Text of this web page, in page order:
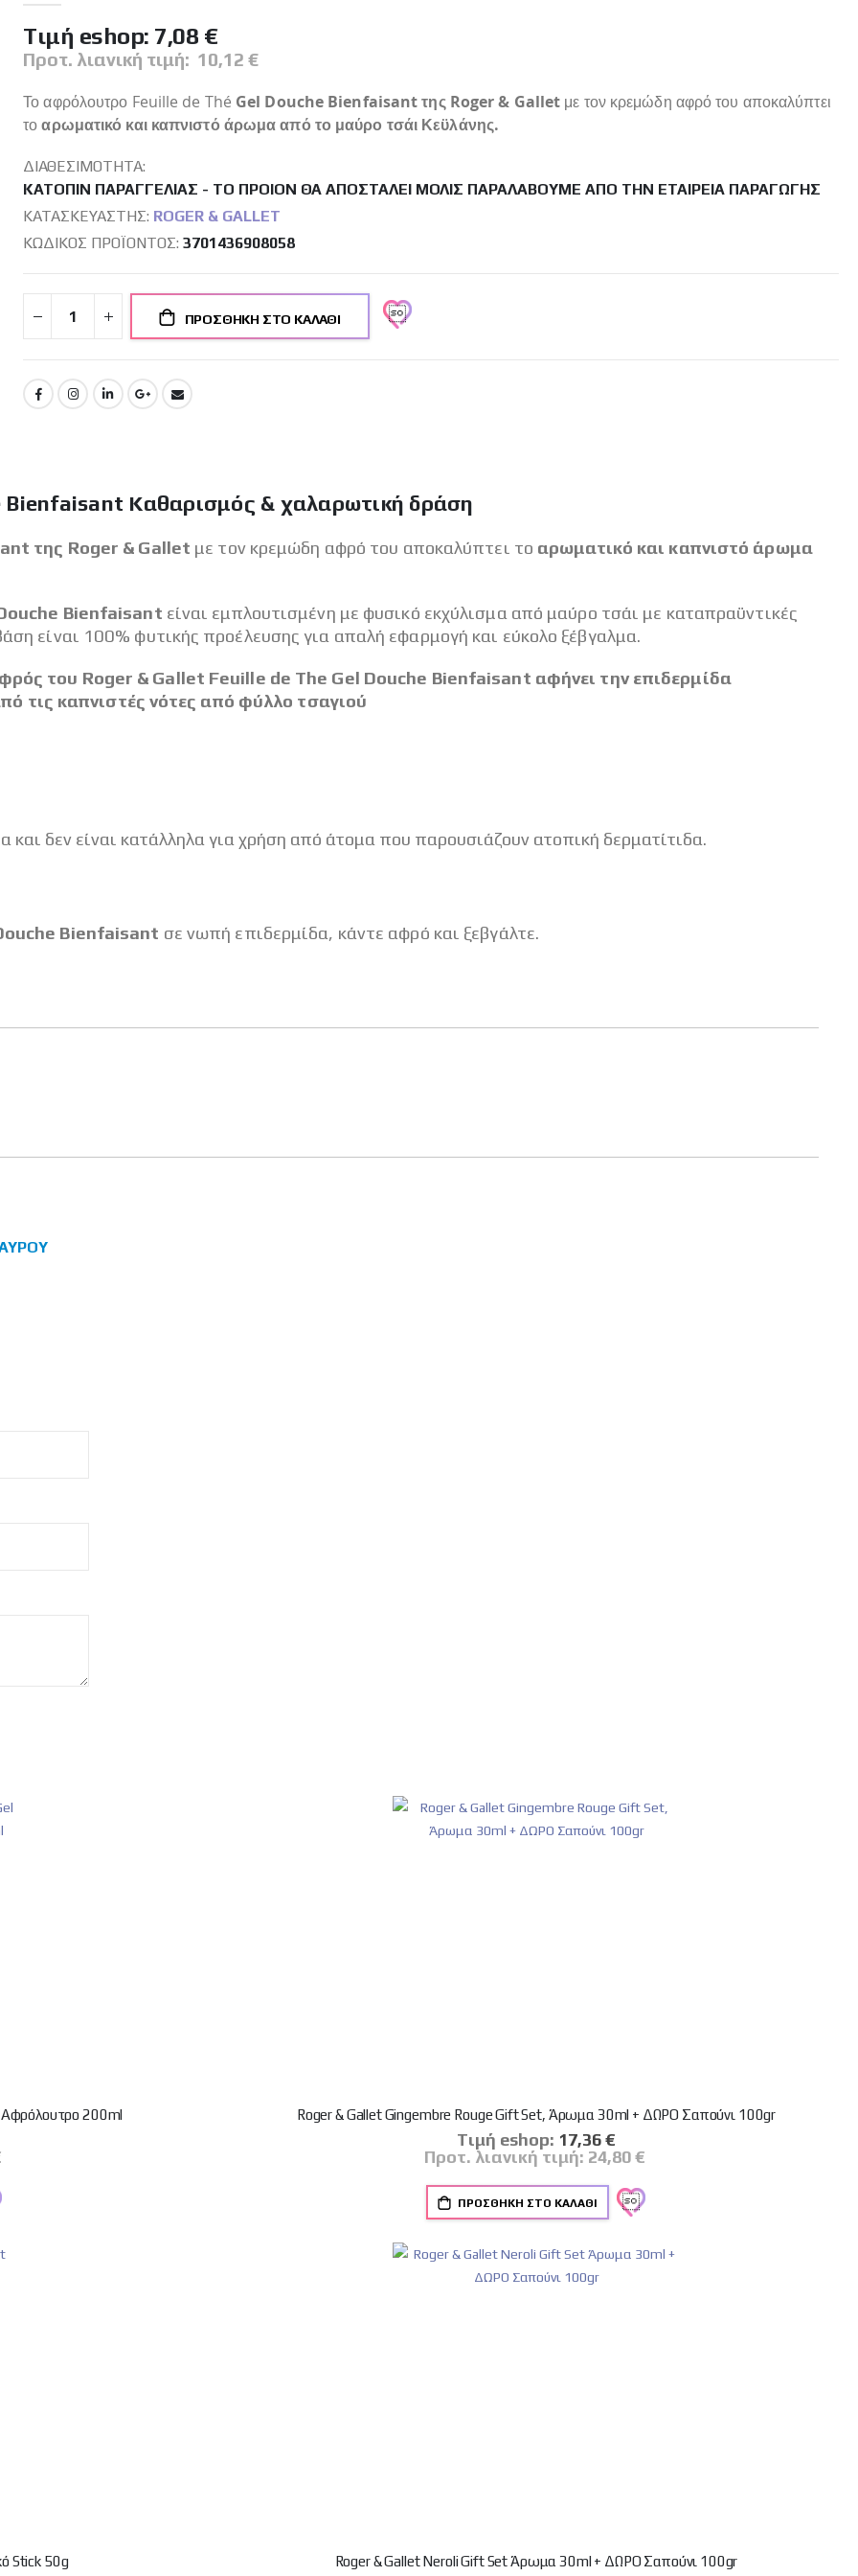
Tιμή eshop: 7,08 €
Προτ. λιανική τιμή: 10,12 €
Το αφρόλουτρο Feuille de Thé Gel Douche Bienfaisant της Roger & Gallet με τον κρεμώδη αφρό του αποκαλύπτει
τοαρωματικό και καπνιστό άρωμα από το μαύρο τσάι Κεϋλάνης.
ΔΙΑΘΕΣΙΜΌΤΗΤΑ:
ΚΑΤΌΠΙΝ ΠΑΡΑΓΓΕΛΊΑΣ - ΤΟ ΠΡΟΙΌΝ ΘΑ ΑΠΟΣΤΑΛΕΊ ΜΌΛΙΣ ΠΑΡΑΛΆΒΟΥΜΕ ΑΠΌ ΤΗΝ ΕΤΑΙΡΕΊΑ ΠΑΡΑΓΩΓΉΣ
ΚΑΤΑΣΚΕΥΑΣΤΉΣ: ROGER & GALLET
ΚΩΔΙΚΌΣ ΠΡΟΪΌΝΤΟΣ 3701436908058
ΠΡΟΣΘΉΚΗ ΣΤΟ ΚΑΛΆΘΙ
Bienfaisant Καθαρισμός & χαλαρωτική δράση
της Roger & Gallet με τον κρεμώδη αφρό του αποκαλύπτει το αρωματικό και καπνιστό άρωμα
Bienfaisant είναι εμπλουτισμένη με φυσικό εκχύλισμα από μαύρο τσάι με καταπραϋντικές
είναι 100% φυτικής προέλευσης για απαλή εφαρμογή και εύκολο ξέβγαλμα.
του Roger & Gallet Feuille de The Gel Douche Bienfaisant αφήνει την επιδερμίδα
τις καπνιστές νότες από φύλλο τσαγιού
δεν είναι κατάλληλα για χρήση από άτομα που παρουσιάζουν ατοπική δερματίτιδα.
Bienfaisant σε νωπή επιδερμίδα, κάντε αφρό και ξεβγάλτε.
Αφρόλουτρο 200ml Roger & Gallet Gingembre Rouge Gift Set, Άρωμα 30ml + ΔΩΡΟ Σαπούνι 100gr
Tιμή eshop: Ειδική
Τιμή
17,36 €
Προτ. λιανική τιμή: 24,80 €
ΠΡΟΣΘΉΚΗ ΣΤΟ ΚΑΛΆΘΙ
Stick 50g Roger & Gallet Neroli Gift Set Άρωμα 30ml + ΔΩΡΟ Σαπούνι 100gr